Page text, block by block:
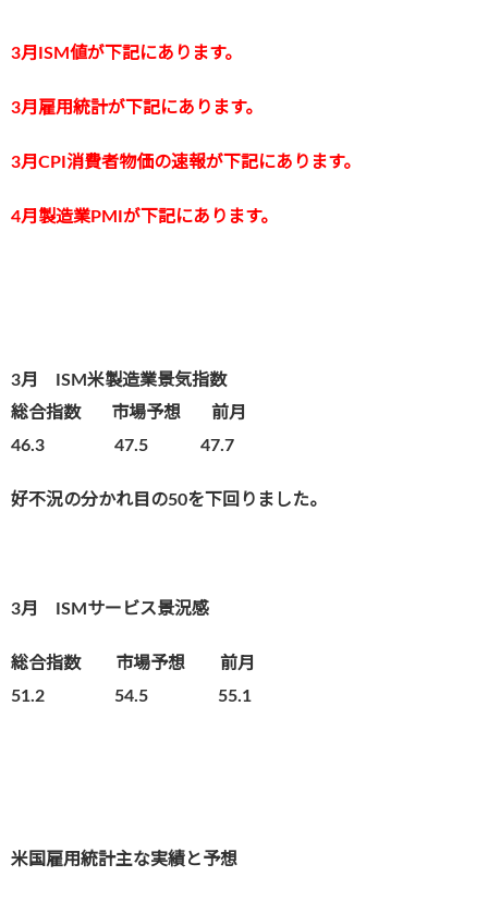
3月ISM値が下記にあります。
3月雇用統計が下記にあります。
3月CPI消費者物価の速報が下記にあります。
4月製造業PMIが下記にあります。
3月 ISM米製造業景気指数
総合指数 市場予想 前月
46.3 47.5 47.7
好不況の分かれ目の50を下回りました。
3月 ISMサービス景況感
総合指数 市場予想 前月
51.2 54.5 55.1
米国雇用統計主な実績と予想